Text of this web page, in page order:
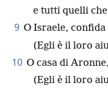
e tutti quelli
9 O Israele, confida
(Egli è il loro
10 O casa di Aronne,
(Egli è il loro